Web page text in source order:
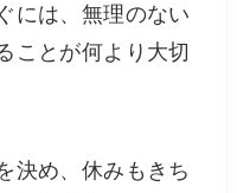
には、無理のない
ことが何より大切
決め、休みもきち